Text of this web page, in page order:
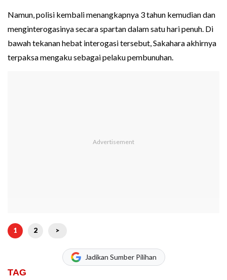
Namun, polisi kembali menangkapnya 3 tahun kemudian dan
menginterogasinya secara spartan dalam satu hari penuh. Di
bawah tekanan hebat interogasi tersebut, Sakahara akhirnya
terpaksa mengaku sebagai pelaku pembunuhan.
1 2 >
Jadikan Sumber Pilihan
TAG